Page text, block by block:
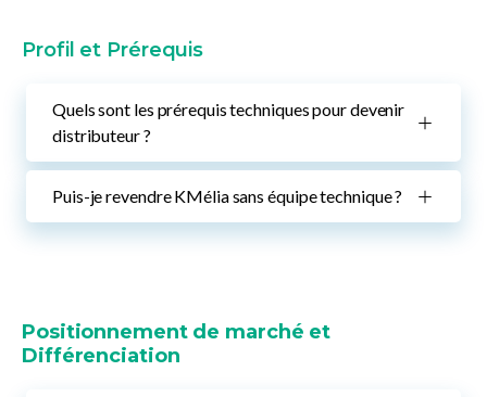
Profil et Prérequis
Quels sont les prérequis techniques pour devenir
distributeur ?
Puis-je revendre KMélia sans équipe technique ?
Positionnement de marché et
Différenciation